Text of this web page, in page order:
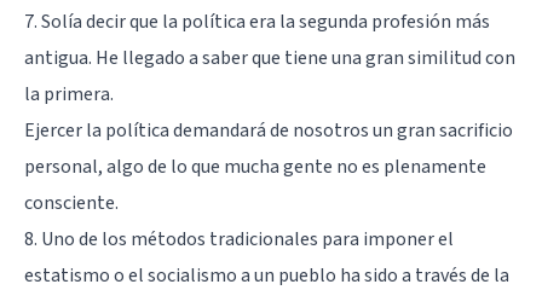
7. Solía ​​decir que la política era la segunda profesión más
antigua. He llegado a saber que tiene una gran similitud con
la primera.
Ejercer la política demandará de nosotros un gran sacrificio
personal, algo de lo que mucha gente no es plenamente
consciente.
8. Uno de los métodos tradicionales para imponer el
estatismo o el socialismo a un pueblo ha sido a través de la